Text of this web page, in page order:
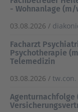
- Wohnanlage
03.08.2026 /
Facharzt
Psychotherapie
Telemedizin
03.08.2026 / tw.con.